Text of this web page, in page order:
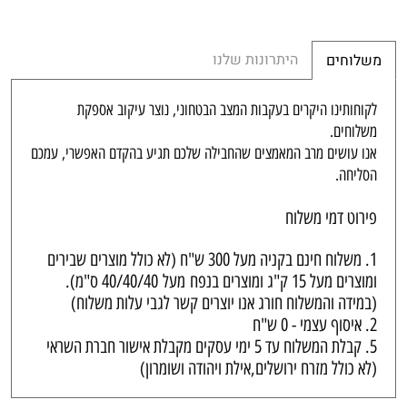
משלוחים היתרונות שלנו
לקוחותינו היקרים בעקבות המצב הבטחוני, נוצר עיקוב אספקת
משלוחים.
אנו עושים מרב המאמצים שהחבילה שלכם תגיע בהקדם האפשרי, עמכם
הסליחה.
פירוט דמי משלוח
1. משלוח חינם בקניה מעל 300 ש"ח (לא כולל מוצרים שבירים
ומוצרים מעל 15 ק"ג ומוצרים בנפח
מעל
40/40/40 ס"מ).
(במידה והמשלוח חורג אנו יוצרים קשר לגבי עלות משלוח)
2. איסוף עצמי - 0 ש"ח
5. קבלת המשלוח עד 5 ימי עסקים מקבלת אישור חברת השראי
(לא כולל מזרח ירושלים,אילת ויהודה ושומרון)